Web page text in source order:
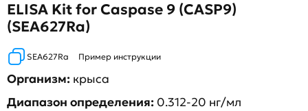
ELISA Kit for Caspase 9 (CASP9)
(SEA627Ra)
SEA627Ra Пример инструкции
Организм: крыса
Диапазон определения: 0.312-20 нг/мл